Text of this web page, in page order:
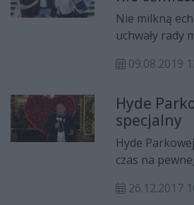
Miejskiej
Nie milkną
uchwały rady
prezydentowi,
Obywatelskiej
Prawa i
zaprzestanie
Radosławem
ośmieszanie
Rada Miejska.
09.08.2019
Hyde
specjalny
Hyde
czas na
ten czas
26.12.2017